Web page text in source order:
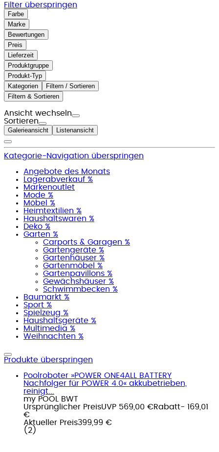
Filter überspringen
Farbe
Marke
Bewertungen
Preis
Lieferzeit
Produktgruppe
Produkt-Typ
Kategorien
Filtern / Sortieren
Filtern & Sortieren
Ansicht wechseln
Sortieren
Galerieansicht Listenansicht
Kategorie-Navigation überspringen
Angebote des Monats
Lagerabverkauf %
Markenoutlet
Mode %
Möbel %
Heimtextilien %
Haushaltswaren %
Deko %
Garten %
Carports & Garagen %
Gartengeräte %
Gartenhäuser %
Gartenmöbel %
Gartenpavillons %
Gewächshäuser %
Schwimmbecken %
Baumarkt %
Sport %
Spielzeug %
Haushaltsgeräte %
Multimedia %
Weihnachten %
Produkte überspringen
Poolroboter »POWER ONE4ALL BATTERY
Nachfolger für POWER 4.0« akkubetrieben,
reinigt...
my POOL BWT
Ursprünglicher PreisUVP 569,00 €Rabatt- 169,01
€
Aktueller Preis399,99 €
( 2 )